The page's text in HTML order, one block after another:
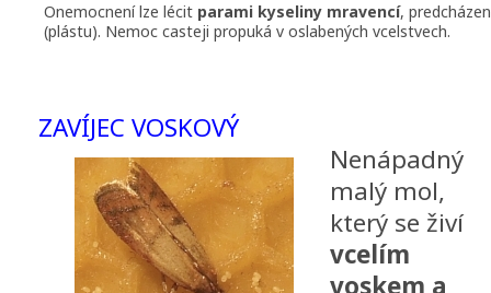
Onemocnení lze lécit parami kyseliny mravencí,
(plástu). Nemoc casteji propuká v oslabených vcelstvech.
ZAVÍJEC VOSKOVÝ
Nenápadný
malý mol,
který se živí
vcelím
voskem a